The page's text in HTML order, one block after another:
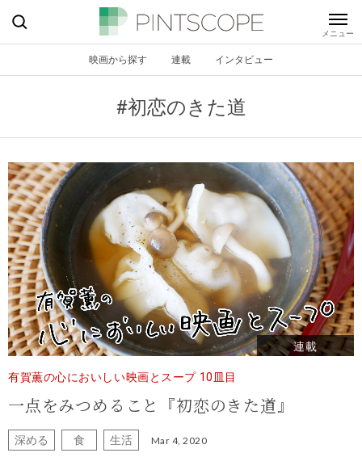
映画から探す 連載 インタビュー
#初恋のきた道
連載
有賀薫の心においしい映画とスープ 10皿目
一点をみつめること 『初恋のきた道』
深める 食 生活 Mar 4, 2020